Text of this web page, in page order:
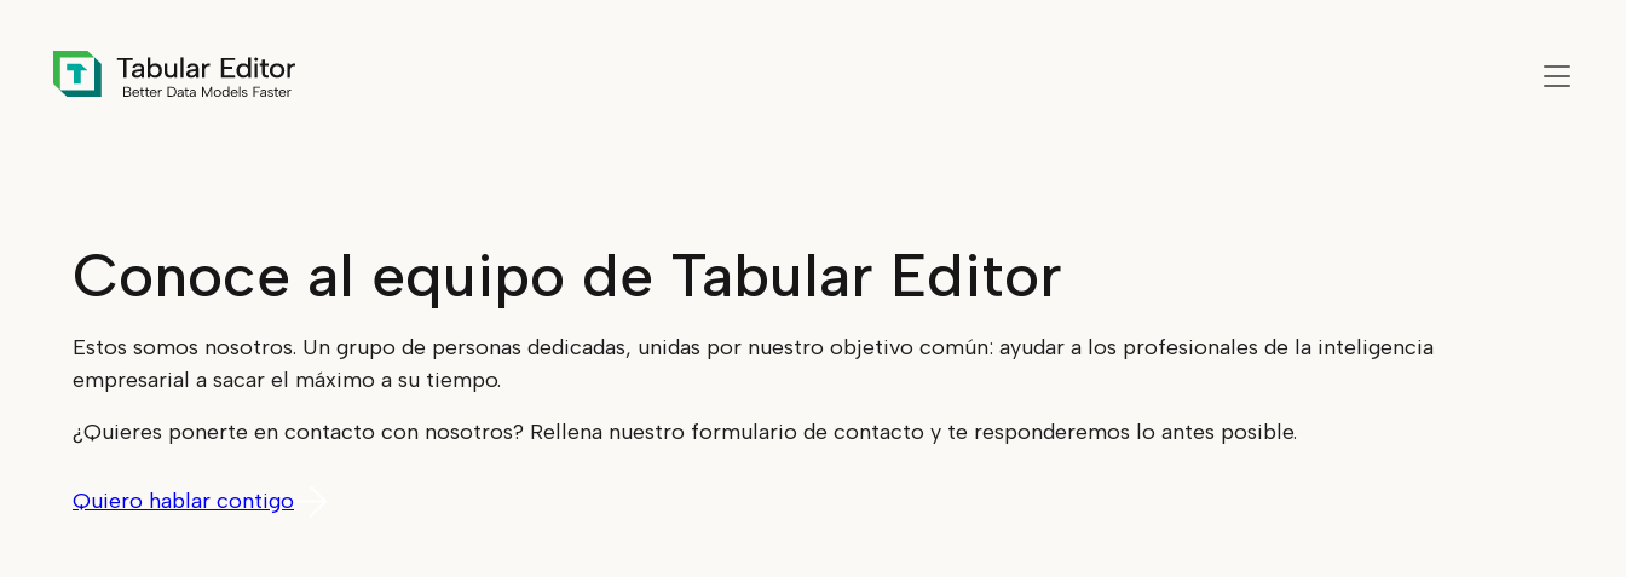
Conoce al equipo de Tabular Editor
Estos somos nosotros. Un grupo de personas dedicadas, unidas por nuestro objetivo común: ayudar a los profesionales de la inteligencia
empresarial a sacar el máximo a su tiempo.
¿Quieres ponerte en contacto con nosotros? Rellena nuestro formulario de contacto y te responderemos lo antes posible.
Quiero hablar contigo